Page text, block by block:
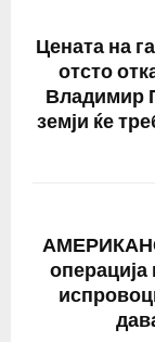
Цената на
отсто
Владимир
земји ќе